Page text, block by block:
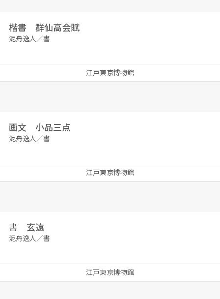
楷書 群仙高会賦
泥舟逸人／書
江戸東京博物館
画文 小品三点
泥舟逸人／書
江戸東京博物館
書 玄遠
泥舟逸人／書
江戸東京博物館